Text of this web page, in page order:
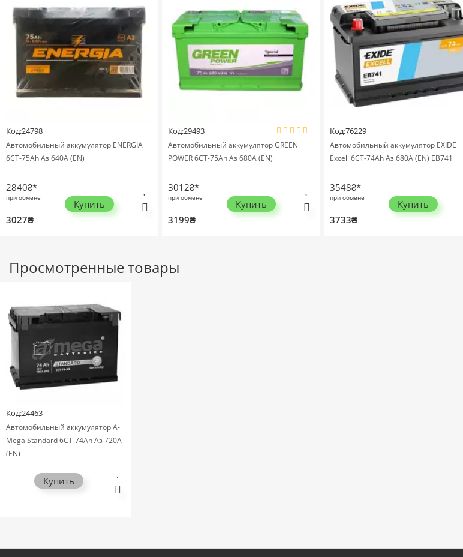
Код:24798
Автомобильный аккумулятор ENERGIA
6СТ-75Ah Аз 640A (EN)
2840₴*
при обмене
3027₴
Купить
Код:29493
Автомобильный аккумулятор GREEN
POWER 6СТ-75Ah Аз 680A (EN)
3012₴*
при обмене
3199₴
Купить
Код:76229
Автомобильный аккумулятор EXIDE
Excell 6СТ-74Ah Аз 680A (EN) EB741
3548₴*
при обмене
3733₴
Купить
Просмотренные товары
Код:24463
Автомобильный аккумулятор A-
Mega Standard 6СТ-74Ah Аз 720A
(EN)
Купить